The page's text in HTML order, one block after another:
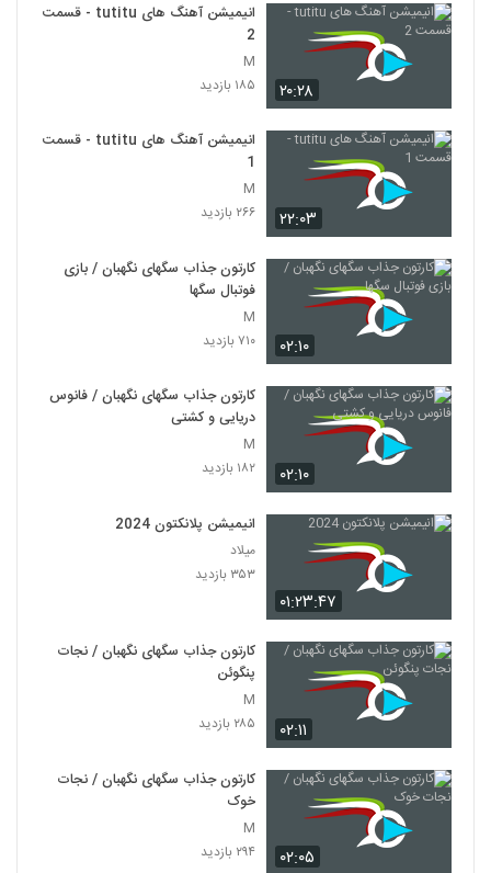
۲۰:۲۸
انیمیشن آهنگ های tutitu - قسمت
2
M
۱۸۵ بازدید
۲۲:۰۳
انیمیشن آهنگ های tutitu - قسمت
1
M
۲۶۶ بازدید
۰۲:۱۰
کارتون جذاب سگهای نگهبان / بازی
فوتبال سگها
M
۷۱۰ بازدید
۰۲:۱۰
کارتون جذاب سگهای نگهبان / فانوس
دریایی و کشتی
M
۱۸۲ بازدید
۰۱:۲۳:۴۷
انیمیشن پلانکتون 2024
میلاد
۳۵۳ بازدید
۰۲:۱۱
کارتون جذاب سگهای نگهبان / نجات
پنگوئن
M
۲۸۵ بازدید
۰۲:۰۵
کارتون جذاب سگهای نگهبان / نجات
خوک
M
۲۹۴ بازدید